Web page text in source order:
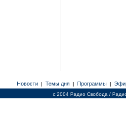
Новости | Темы дня | Программы |
c 2004 Радио Свобода /